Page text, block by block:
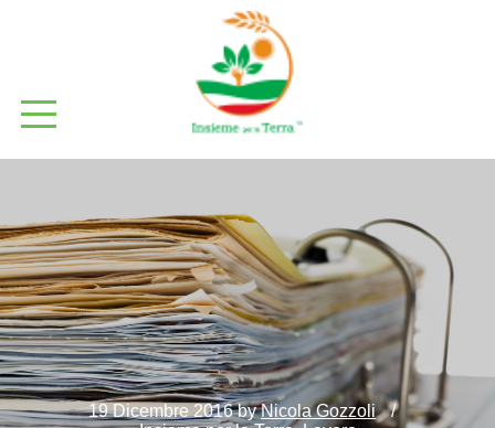
19 Dicembre 2016byNicola Gozzoli